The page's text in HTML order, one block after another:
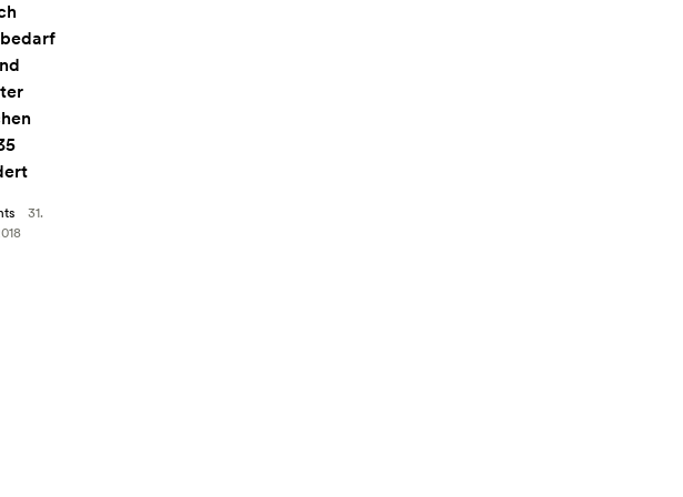
31.
Pflegebedarf alter und sehr alter Menschen bis 2035 verändert